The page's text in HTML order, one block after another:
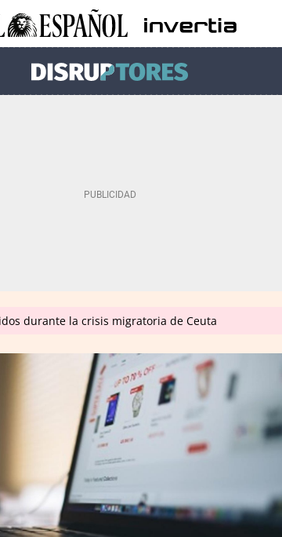
durante la crisis migratoria de Ceuta